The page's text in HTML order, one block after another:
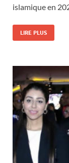
islamique en
LIRE PLUS